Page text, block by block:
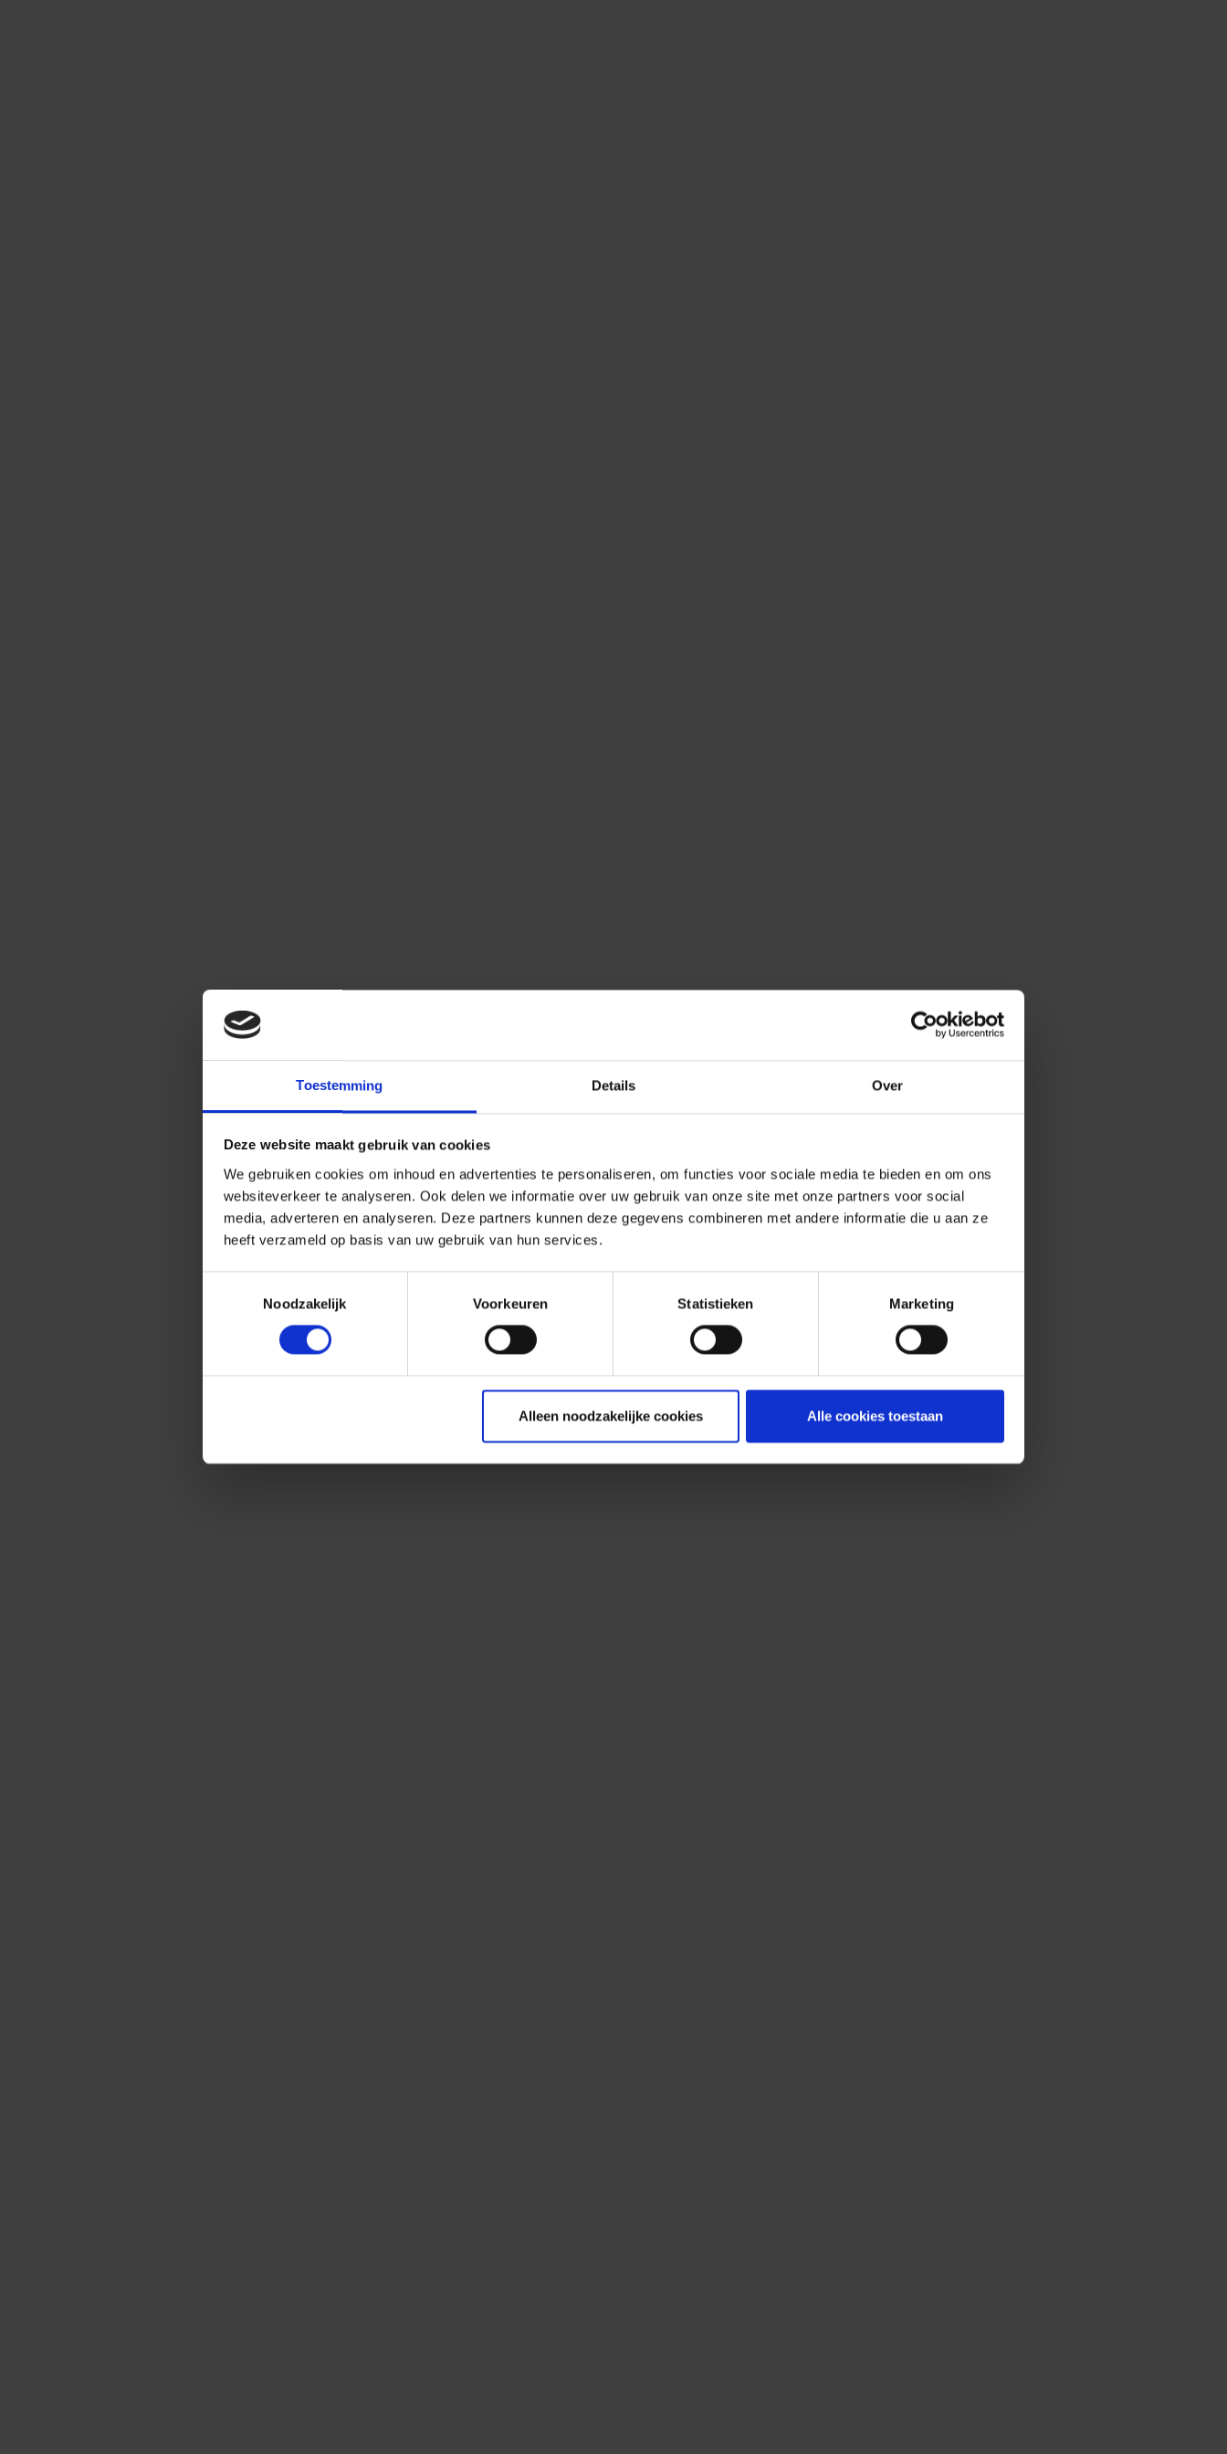
Toestemming Details Over
Deze website maakt gebruik van cookies
We gebruiken cookies om inhoud en advertenties te personaliseren, om functies voor sociale media te bieden en om ons
websiteverkeer te analyseren. Ook delen we informatie over uw gebruik van onze site met onze partners voor social
media, adverteren en analyseren. Deze partners kunnen deze gegevens combineren met andere informatie die u aan ze
heeft verzameld op basis van uw gebruik van hun services.
Noodzakelijk
Voorkeuren Statistieken Marketing
Alleen noodzakelijke cookies Alle cookies toestaan